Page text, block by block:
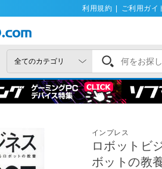
利用規約 ご利用ガイ
インプレス
ロボットビ
ボットの教